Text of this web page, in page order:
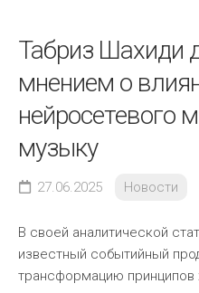
Табриз Шахиди
мнением о
нейросетевого
музыку
27.06.2025 Новости
В своей аналитической
известный событийный
трансформацию принципов